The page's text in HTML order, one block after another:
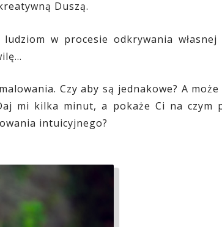
Duszą.
w procesie odkrywania własnej
Czy aby są jednakowe? A może
mi kilka minut, a pokaże Ci na czym
intuicyjnego?